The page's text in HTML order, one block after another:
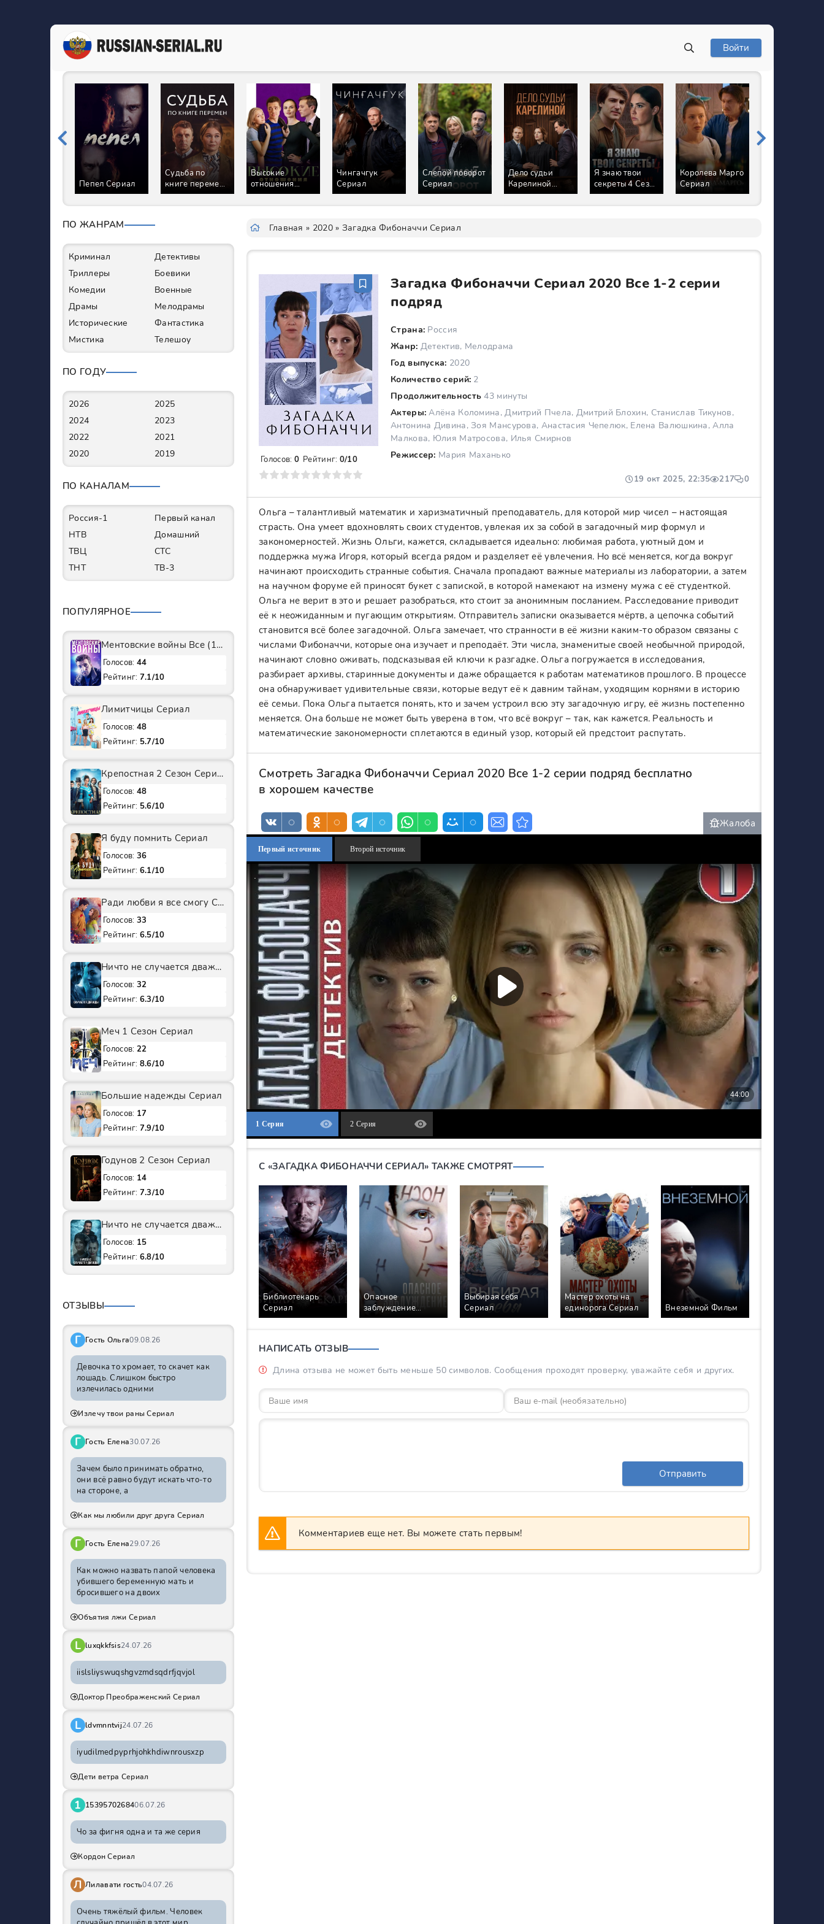
Войти
Пепел Сериал
Судьба по
книге перемен
Сериал
Высокие
отношения
Сериал
Чингачгук
Сериал
Слепой поворот
Сериал
Дело судьи
Карелиной
Сериал
Я знаю твои
секреты 4 Сезон
Римский палач
Сериал
Королева Марго
Сериал
Главная » 2020» Загадка Фибоначчи Сериал
Загадка Фибоначчи Сериал 2020 Все 1-2 серии
подряд
Страна: Россия
Жанр: Детектив, Мелодрама
Год выпуска: 2020
Количество серий: 2
Продолжительность 43 минуты
Актеры: Алёна Коломина, Дмитрий Пчела, Дмитрий Блохин, Станислав Тикунов,
Антонина Дивина, Зоя Мансурова, Анастасия Чепелюк, Елена Валюшкина, Алла
Малкова, Юлия Матросова, Илья Смирнов
Режиссер: Мария Маханько
19 окт 2025, 22:35 217 0
Голосов: 0 Рейтинг: 0/10
7 8 9 10
Ольга – талантливый математик и харизматичный преподаватель, для которой мир чисел – настоящая
страсть. Она умеет вдохновлять своих студентов, увлекая их за собой в загадочный мир формул и
закономерностей. Жизнь Ольги, кажется, складывается идеально: любимая работа, уютный дом и
поддержка мужа Игоря, который всегда рядом и разделяет её увлечения. Но всё меняется, когда вокруг
начинают происходить странные события. Сначала пропадают важные материалы из лаборатории, а затем
на научном форуме ей приносят букет с запиской, в которой намекают на измену мужа с её студенткой.
Ольга не верит в это и решает разобраться, кто стоит за анонимным посланием. Расследование приводит
её к неожиданным и пугающим открытиям. Отправитель записки оказывается мёртв, а цепочка событий
становится всё более загадочной. Ольга замечает, что странности в её жизни каким-то образом связаны с
числами Фибоначчи, которые она изучает и преподаёт. Эти числа, знаменитые своей необычной природой,
начинают словно оживать, подсказывая ей ключи к разгадке. Ольга погружается в исследования,
разбирает архивы, старинные документы и даже обращается к работам математиков прошлого. В процессе
она обнаруживает удивительные связи, которые ведут её к давним тайнам, уходящим корнями в историю
её семьи. Пока Ольга пытается понять, кто и зачем устроил всю эту загадочную игру, её жизнь постепенно
меняется. Она больше не может быть уверена в том, что всё вокруг – так, как кажется. Реальность и
математические закономерности сплетаются в единый узор, который ей предстоит распутать.
Смотреть Загадка Фибоначчи Сериал 2020 Все 1-2 серии подряд бесплатно
в хорошем качестве
Первый источник Второй источник
1 Серия 2 Серия
Жалоба
С «ЗАГАДКА ФИБОНАЧЧИ СЕРИАЛ» ТАКЖЕ СМОТРЯТ
Библиотекарь
Сериал
Опасное
заблуждение
Сериал
Выбирая себя
Сериал
Мастер охоты на
единорога Сериал
Внеземной Фильм
НАПИСАТЬ ОТЗЫВ
Длина отзыва не может быть меньше 50 символов. Сообщения проходят проверку, уважайте себя и других.
Отправить
Комментариев еще нет. Вы можете стать первым!
ПО ЖАНРАМ
Криминал
Детективы
Триллеры
Боевики
Комедии
Военные
Драмы
Мелодрамы
Исторические
Фантастика
Мистика
Телешоу
ПО ГОДУ
2026
2025
2024
2023
2022
2021
2020
2019
ПО КАНАЛАМ
Россия-1
Первый канал
НТВ
Домашний
ТВЦ
СТС
ТНТ
ТВ-3
ПОПУЛЯРНОЕ
Ментовские войны Все (1-11 Сезоны) подряд Сериал
Голосов: 44
Рейтинг: 7.1/10
Лимитчицы Сериал
Голосов: 48
Рейтинг: 5.7/10
Крепостная 2 Сезон Сериал
Голосов: 48
Рейтинг: 5.6/10
Я буду помнить Сериал
Голосов: 36
Рейтинг: 6.1/10
Ради любви я все смогу Сериал
Голосов: 33
Рейтинг: 6.5/10
Ничто не случается дважды 2 Сезон Сериал
Голосов: 32
Рейтинг: 6.3/10
Меч 1 Сезон Сериал
Голосов: 22
Рейтинг: 8.6/10
Большие надежды Сериал
Голосов: 17
Рейтинг: 7.9/10
Годунов 2 Сезон Сериал
Голосов: 14
Рейтинг: 7.3/10
Ничто не случается дважды 1 Сезон Сериал
Голосов: 15
Рейтинг: 6.8/10
ОТЗЫВЫ
Г Гость Ольга09.08.26
Девочка то хромает, то скачет как
лошадь. Слишком быстро
излечилась одними
Излечу твои раны Сериал
Г Гость Елена30.07.26
Зачем было принимать обратно,
они всё равно будут искать что-то
на стороне, а
Как мы любили друг друга Сериал
Г Гость Елена29.07.26
Как можно назвать папой человека
убившего беременную мать и
бросившего на двоих
Объятия лжи Сериал
L luxqkkfsis24.07.26
iislsliyswuqshgvzmdsqdrfjqvjol
Доктор Преображенский Сериал
L ldvmnntvij24.07.26
iyudilmedpyprhjohkhdiwnrousxzp
Дети ветра Сериал
1 1539570268406.07.26
Чо за фигня одна и та же серия
Кордон Сериал
Л Лилавати гость04.07.26
Очень тяжёлый фильм. Человек